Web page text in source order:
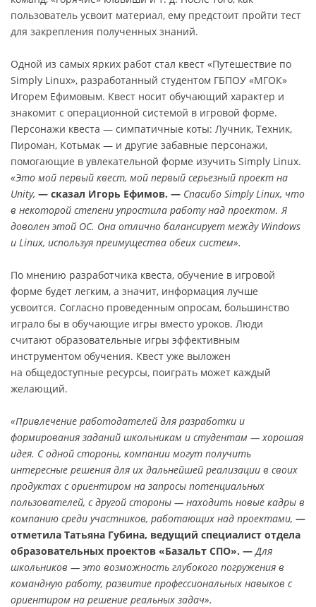
пользователь усвоит материал, ему предстоит пройти тест
для закрепления полученных знаний.
Одной из самых ярких работ стал квест «Путешествие по
Simply Linux», разработанный студентом ГБПОУ «МГОК»
Игорем Ефимовым. Квест носит обучающий характер и
знакомит с операционной системой в игровой форме.
Персонажи квеста — симпатичные коты: Лучник, Техник,
Пироман, Котьмак — и другие забавные персонажи,
помогающие в увлекательной форме изучить Simply Linux.
«Это мой первый квест, мой первый серьезный проект на
Unity, — сказал Игорь Ефимов. — Спасибо Simply Linux, что
в некоторой степени упростила работу над проектом. Я
доволен этой ОС. Она отлично балансирует между Windows
и Linux, используя преимущества обеих систем».
По мнению разработчика квеста, обучение в игровой
форме будет легким, а значит, информация лучше
усвоится. Согласно проведенным опросам, большинство
играло бы в обучающие игры вместо уроков. Люди
считают образовательные игры эффективным
инструментом обучения. Квест уже выложен
на общедоступные ресурсы, поиграть может каждый
желающий.
«Привлечение работодателей для разработки и
формирования заданий школьникам и студентам — хорошая
идея. С одной стороны, компании могут получить
интересные решения для их дальнейшей реализации в своих
продуктах с ориентиром на запросы потенциальных
пользователей, с другой стороны — находить новые кадры в
компанию среди участников, работающих над проектами, —
отметила Татьяна Губина, ведущий специалист отдела
образовательных проектов «Базальт СПО». — Для
школьников — это возможность глубокого погружения в
командную работу, развитие профессиональных навыков с
ориентиром на решение реальных задач».